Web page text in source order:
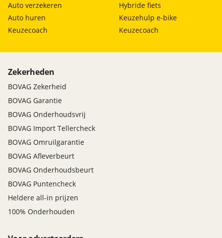
Auto verzekeren
Auto huren
Keuzecoach
Hybride fiets
Keuzehulp e-bike
Keuzecoach
Zekerheden
BOVAG Zekerheid
BOVAG Garantie
BOVAG Onderhoudsvrij
BOVAG Import Tellercheck
BOVAG Omruilgarantie
BOVAG Afleverbeurt
BOVAG Onderhoudsbeurt
BOVAG Puntencheck
Heldere all-in prijzen
100% Onderhouden